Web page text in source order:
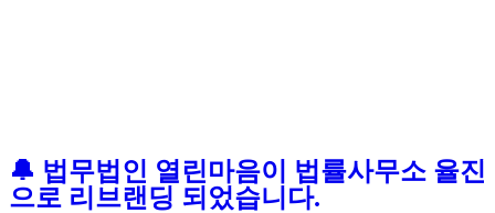
🔔 법무법인 열린마음이 법률사무소 율진
으로 리브랜딩 되었습니다.